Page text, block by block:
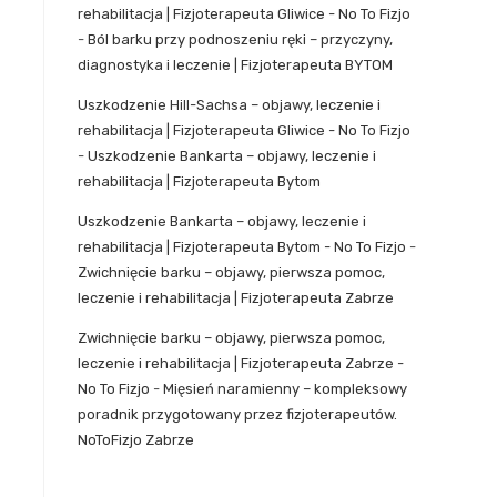
rehabilitacja | Fizjoterapeuta Gliwice - No To Fizjo
- Ból barku przy podnoszeniu ręki – przyczyny,
diagnostyka i leczenie | Fizjoterapeuta BYTOM
Uszkodzenie Hill-Sachsa – objawy, leczenie i
rehabilitacja | Fizjoterapeuta Gliwice - No To Fizjo
- Uszkodzenie Bankarta – objawy, leczenie i
rehabilitacja | Fizjoterapeuta Bytom
Uszkodzenie Bankarta – objawy, leczenie i
rehabilitacja | Fizjoterapeuta Bytom - No To Fizjo -
Zwichnięcie barku – objawy, pierwsza pomoc,
leczenie i rehabilitacja | Fizjoterapeuta Zabrze
Zwichnięcie barku – objawy, pierwsza pomoc,
leczenie i rehabilitacja | Fizjoterapeuta Zabrze -
No To Fizjo - Mięsień naramienny – kompleksowy
poradnik przygotowany przez fizjoterapeutów.
NoToFizjo Zabrze